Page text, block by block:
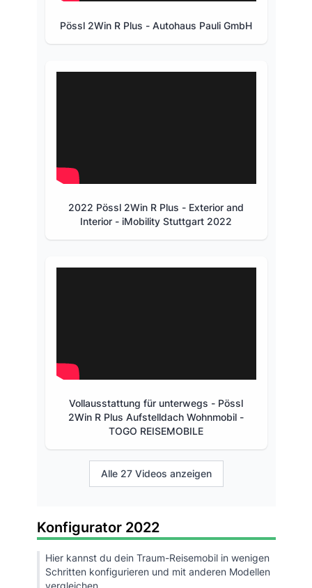
Pössl 2Win R Plus - Autohaus Pauli GmbH
2022 Pössl 2Win R Plus - Exterior and
Interior - iMobility Stuttgart 2022
Vollausstattung für unterwegs - Pössl
2Win R Plus Aufstelldach Wohnmobil -
TOGO REISEMOBILE
Alle 27 Videos anzeigen
Konfigurator 2022
Hier kannst du dein Traum-Reisemobil in wenigen
Schritten konfigurieren und mit anderen Modellen